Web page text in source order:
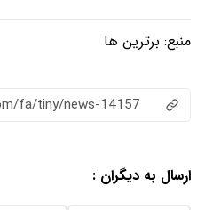
منبع: برترین ها
fa/tiny/news-14157
ارسال به دیگران :